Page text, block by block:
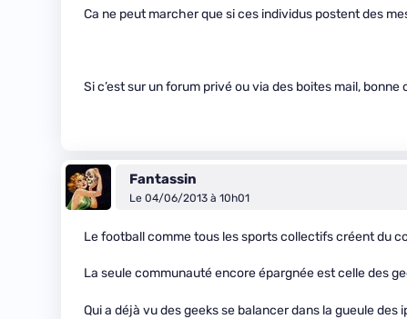
Ca ne peut marcher que si ces individus postent des
Si c’est sur un forum privé ou via des boites mail,
Fantassin
Le 04/06/2013 à 10h01
Le football comme tous les sports collectifs créent du
La seule communauté encore épargnée est celle des
Qui a déjà vu des geeks se balancer dans la gueule